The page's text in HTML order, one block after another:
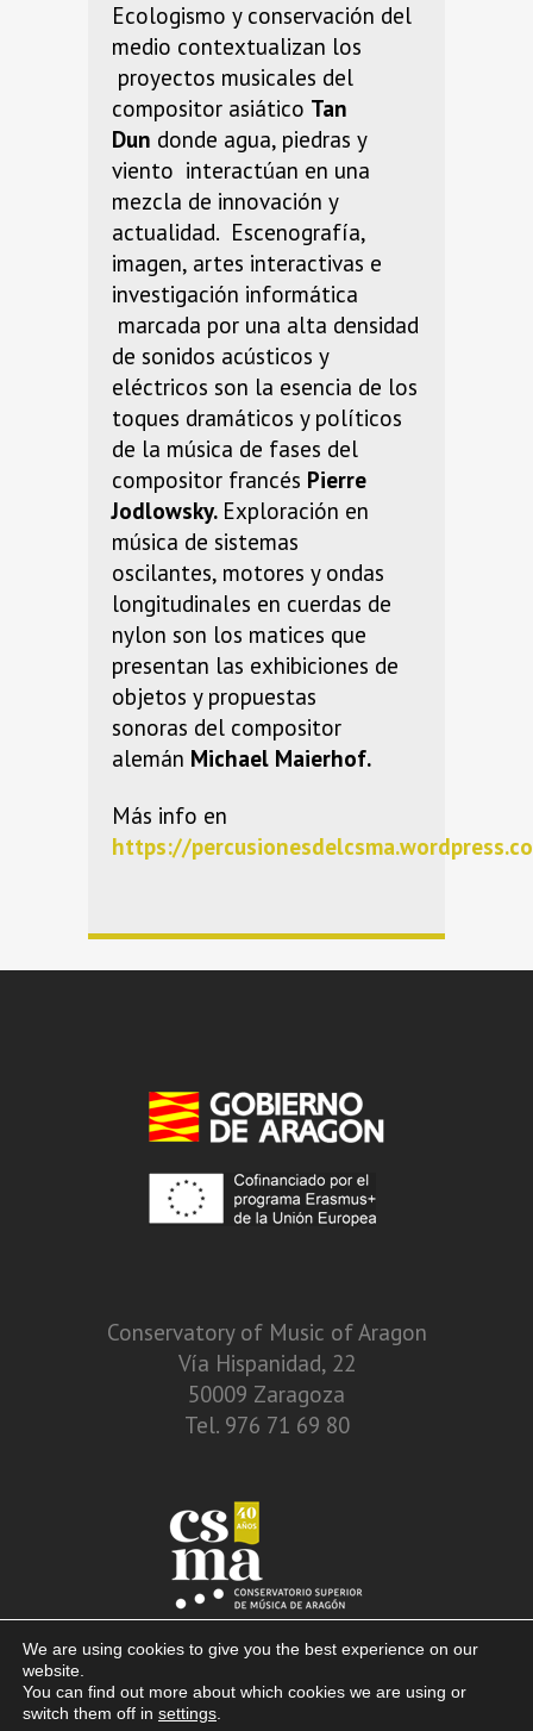
Ecologismo y conservación del
medio contextualizan los
proyectos musicales del
compositor asiático Tan
Dun donde agua, piedras y
viento interactúan en una
mezcla de innovación y
actualidad. Escenografía,
imagen, artes interactivas e
investigación informática
marcada por una alta densidad
de sonidos acústicos y
eléctricos son la esencia de los
toques dramáticos y políticos
de la música de fases del
compositor francés Pierre
Jodlowsky. Exploración en
música de sistemas
oscilantes, motores y ondas
longitudinales en cuerdas de
nylon son los matices que
presentan las exhibiciones de
objetos y propuestas
sonoras del compositor
alemán Michael Maierhof.
Más info en
https://
Conservatory of Music of Aragon
Vía Hispanidad, 22
50009 Zaragoza
Tel. 976 71 69 80
We are using cookies to give you the best experience on our
website.
You can find out more about which cookies we are using or
switch them off in settings